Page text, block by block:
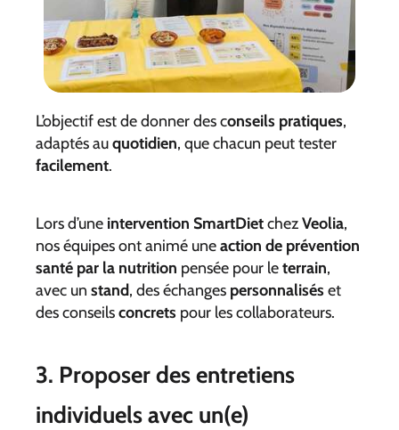
L’objectif est de donner des conseils pratiques,
adaptés auquotidien, que chacun peut tester
facilement.
Lors d’une intervention SmartDietchezVeolia,
nos équipes ont animé uneaction de prévention
santé par la nutrition pensée pour leterrain,
avec un stand, des échanges personnalisés et
des conseilsconcrets pour les collaborateurs.
3. Proposer des entretiens
individuels avec un(e)